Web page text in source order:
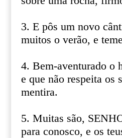
3. E pôs um novo
muitos o verão, e
4. Bem-aventurado o
e que não respeita os
mentira.
5. Muitas são,
para conosco, e os